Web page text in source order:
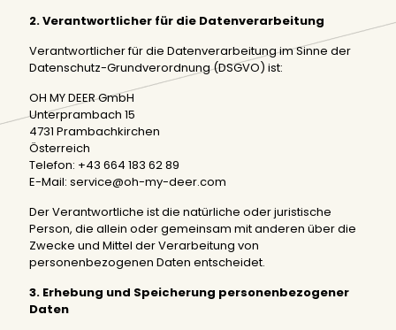
2. Verantwortlicher für die Datenverarbeitung
Verantwortlicher für die Datenverarbeitung im Sinne der
Datenschutz-Grundverordnung (DSGVO) ist:
OH MY DEER GmbH
Unterprambach 15
4731 Prambachkirchen
Österreich
Telefon: +43 664 183 62 89
E-Mail: service@oh-my-deer.com
Der Verantwortliche ist die natürliche oder juristische
Person, die allein oder gemeinsam mit anderen über die
Zwecke und Mittel der Verarbeitung von
personenbezogenen Daten entscheidet.
3. Erhebung und Speicherung personenbezogener
Daten